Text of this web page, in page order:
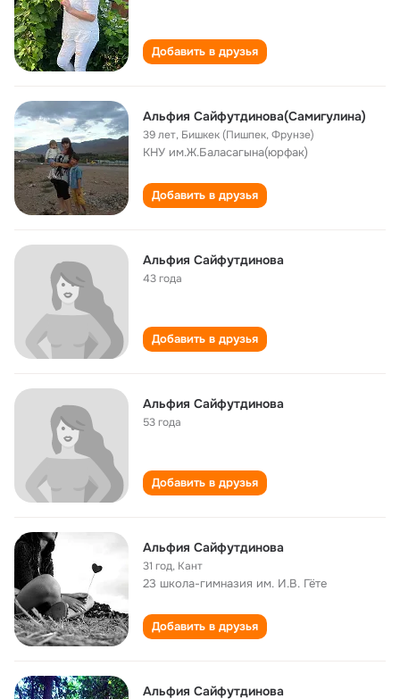
Добавить в друзья
Альфия Сайфутдинова(Самигулина)
39 лет, Бишкек (Пишпек, Фрунзе)
КНУ им.Ж.Баласагына(юрфак)
Добавить в друзья
Альфия Сайфутдинова
43 года
Добавить в друзья
Альфия Сайфутдинова
53 года
Добавить в друзья
Альфия Сайфутдинова
31 год, Кант
23 школа-гимназия им. И.В. Гёте
Добавить в друзья
Альфия Сайфутдинова